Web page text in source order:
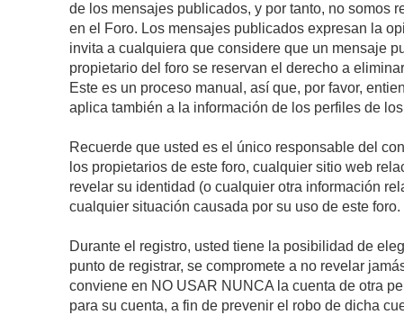
de los mensajes publicados, y por tanto, no somos
en el Foro. Los mensajes publicados expresan la
invita a cualquiera que considere que un mensaje
propietario del foro se reservan el derecho a
Este es un proceso manual, así que, por favor,
aplica también a la información de los perfiles de
Recuerde que usted es el único responsable del
los propietarios de este foro, cualquier sitio web
revelar su identidad (o cualquier otra información
cualquier situación causada por su uso de este foro.
Durante el registro, usted tiene la posibilidad de
punto de registrar, se compromete a no revelar
conviene en NO USAR NUNCA la cuenta de otra
para su cuenta, a fin de prevenir el robo de dicha